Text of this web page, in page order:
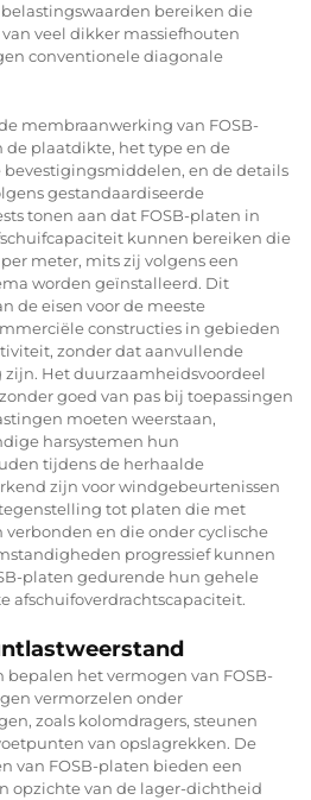
bereiken die
veel dikker massiefhouten
conventionele diagonale
membraanwerking van FOSB-
plaatdikte, het type en de
en de details
gestandaardiseerde
tonen aan dat FOSB-platen in
kunnen bereiken die
meter, mits zij volgens een
worden geïnstalleerd. Dit
de eisen voor de meeste
constructies in gebieden
zonder dat aanvullende
Het duurzaamheidsvoordeel
goed van pas bij toepassingen
moeten weerstaan,
harsystemen hun
tijdens de herhaalde
zijn voor windgebeurtenissen
tot platen die met
en die onder cyclische
progressief kunnen
platen gedurende hun gehele
afschuifoverdrachtscapaciteit.
het vermogen van FOSB-
vermorzelen onder
zoals kolomdragers, steunen
van opslagrekken. De
van FOSB-platen bieden een
opzichte van de lager-dichtheid